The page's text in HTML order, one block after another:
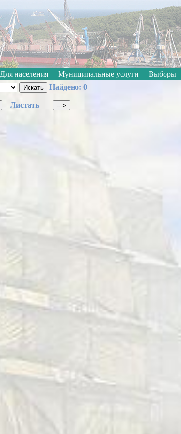
Размер шрифта: A A Цветовая схема: A
Для населения Муниципальные услуги Выборы
Найдено: 0
Листать